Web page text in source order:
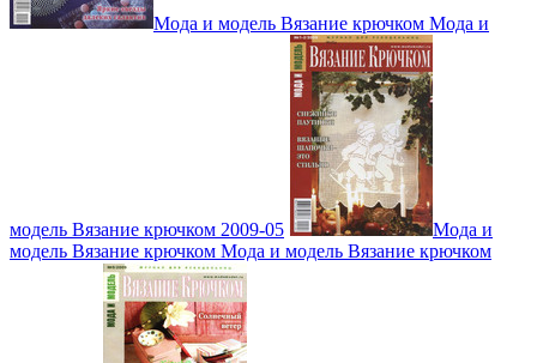
Мода и модель Вязание крючком Мода и
модель Вязание крючком 2009-05
Мода и
модель Вязание крючком Мода и модель Вязание крючком